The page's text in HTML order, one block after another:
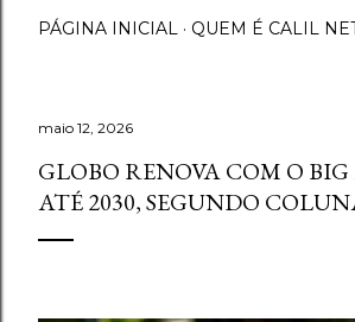
PÁGINA INICIAL QUEM É CALIL
maio 12, 2026
GLOBO RENOVA COM O
ATÉ 2030, SEGUNDO